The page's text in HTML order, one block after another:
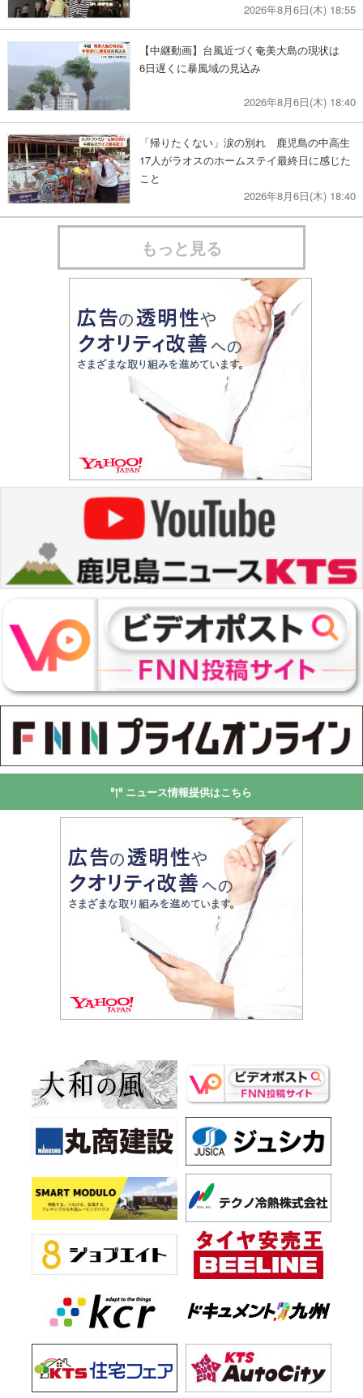
2026年8月6日(木) 18:55
【中継動画】台風近づく奄美大島の現状は
6日遅くに暴風域の見込み
2026年8月6日(木) 18:40
「帰りたくない」涙の別れ 鹿児島の中高生
17人がラオスのホームステイ最終日に感じた
こと
2026年8月6日(木) 18:40
もっと見る
ニュース情報提供はこちら